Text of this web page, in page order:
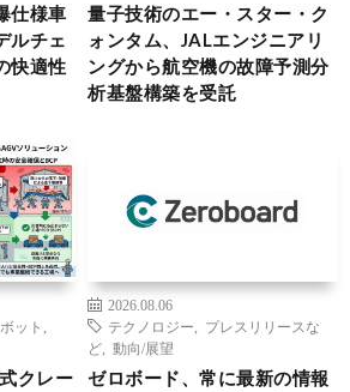
仕様車
ルチェ
快適性
量子技術のエー・スター・ク
ォンタム、JALエンジニアリ
ングから航空機の故障予測分
析基盤構築を受託
ット
クレー
2026.08.06
テクノロジー
プレスリリースな
ど
動向/展望
ゼロボード、常に最新の情報